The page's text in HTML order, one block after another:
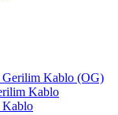
Gerilim Kablo (OG)
Kablo
Kablo